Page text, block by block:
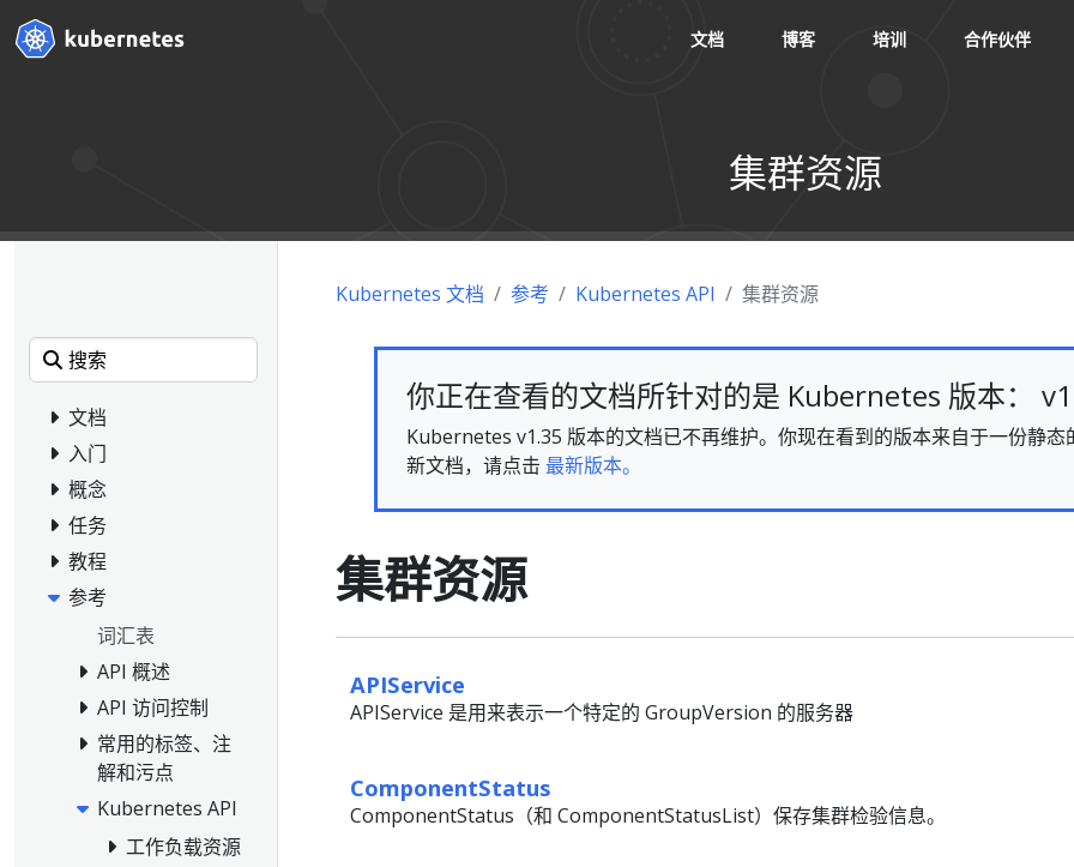
文档 博客 培训 合作伙伴
集群资源
文档
入门
概念
任务
教程
参考
词汇表
API 概述
API 访问控制
常用的标签、注
解和污点
Kubernetes API
工作负载资源
Kubernetes 文档 参考 Kubernetes API 集群资源
你正在查看的文档所针对的是 Kubernetes 版本：
Kubernetes v1.35 版本的文档已不再维护。你现在看到的版本来自于一份静态
新文档，请点击 最新版本。
集群资源
APIService
APIService 是用来表示一个特定的 GroupVersion 的服务器
ComponentStatus
ComponentStatus（和 ComponentStatusList）保存集群检验信息。